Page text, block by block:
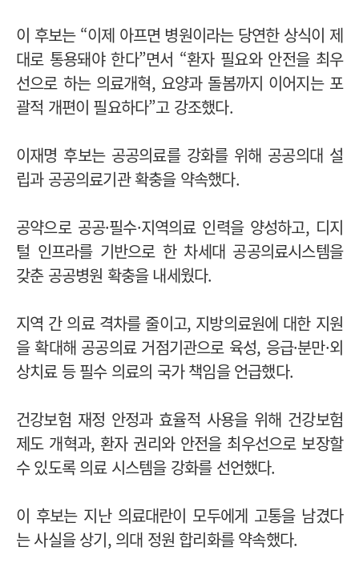
이 후보는 “이제 아프면 병원이라는 당연한 상식이 제
대로 통용돼야 한다”면서 “환자 필요와 안전을 최우
선으로 하는 의료개혁, 요양과 돌봄까지 이어지는 포
괄적 개편이 필요하다”고 강조했다.
이재명 후보는 공공의료를 강화를 위해 공공의대 설
립과 공공의료기관 확충을 약속했다.
공약으로 공공·필수·지역의료 인력을 양성하고, 디지
털 인프라를 기반으로 한 차세대 공공의료시스템을
갖춘 공공병원 확충을 내세웠다.
지역 간 의료 격차를 줄이고, 지방의료원에 대한 지원
을 확대해 공공의료 거점기관으로 육성, 응급·분만·외
상치료 등 필수 의료의 국가 책임을 언급했다.
건강보험 재정 안정과 효율적 사용을 위해 건강보험
제도 개혁과, 환자 권리와 안전을 최우선으로 보장할
수 있도록 의료 시스템을 강화를 선언했다.
이 후보는 지난 의료대란이 모두에게 고통을 남겼다
는 사실을 상기, 의대 정원 합리화를 약속했다.